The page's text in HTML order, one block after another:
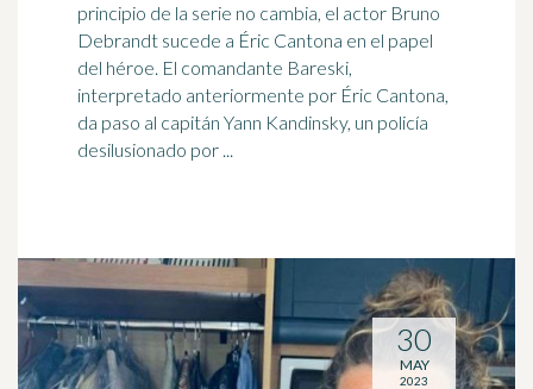
principio de la serie no cambia, el actor Bruno
Debrandt sucede a Éric Cantona en el papel
del héroe. El comandante Bareski,
interpretado anteriormente por Éric Cantona,
da paso al capitán Yann Kandinsky, un policía
desilusionado por ...
30
MAY
2023